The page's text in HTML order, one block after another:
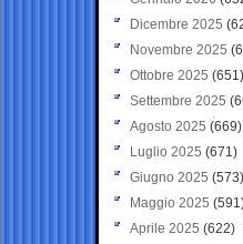
Dicembre 2025
Novembre 2025
Ottobre 2025 (651)
Settembre 2025
Agosto 2025 (669)
Luglio 2025 (671)
Giugno 2025 (573)
Maggio 2025
Aprile 2025 (622)